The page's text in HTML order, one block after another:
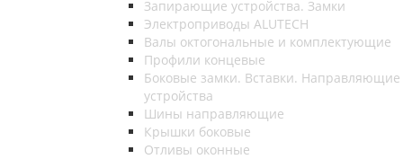
Запирающие устройства. Замки
Электроприводы ALUTECH
Валы октогональные и комплектующие
Профили концевые
Боковые замки. Вставки. Направляющие
устройства
Шины направляющие
Крышки боковые
Отливы оконные